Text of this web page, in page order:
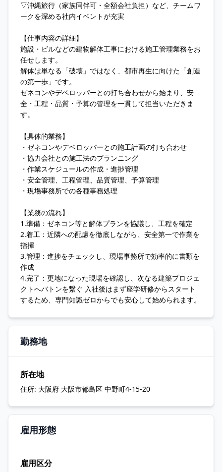
▽沖縄旅行（家族同伴可・全額会社負担）など、チームワ
ークを深める社内イベントが充実
【仕事内容の詳細】
施設・ビルなどの建物解体工事における施工管理業務をお
任せします。
解体は単なる「破壊」ではなく、都市再生に向けた「創造
の第一歩」です。
ゼネコンやデベロッパーとの打ち合わせから始まり、安
全・工程・品質・予算の管理を一貫して担当いただきま
す。
【具体的業務】
・ゼネコンやデベロッパーとの施工計画の打ち合わせ
・協力会社との施工法のプランニング
・作業スケジュールの作成・進捗管理
・安全管理、工程管理、品質管理、予算管理
・現場事務所での各種事務処理
【業務の流れ】
1.準備：ゼネコン等と解体プランを協議し、工程を確定
2.着工：近隣への配慮を徹底しながら、安全第一で作業を
指揮
3.管理：進捗をチェックし、現場事務所で効率的に書類を
作成
4.完了：更地になった現場を確認し、次なる建築プロジェ
クトへバトンを繋ぐ 入社後はまず座学研修からスタート
するため、専門知識ゼロからでも安心して始められます。
勤務地
所在地
住所: 大阪府 大阪市都島区 中野町4-15-20
雇用形態
雇用区分